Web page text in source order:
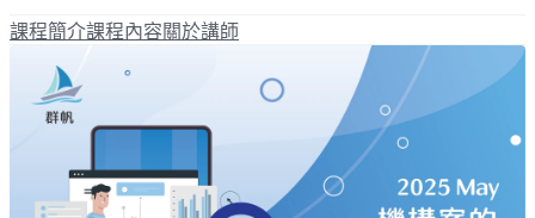
課程簡介課程內容關於講師